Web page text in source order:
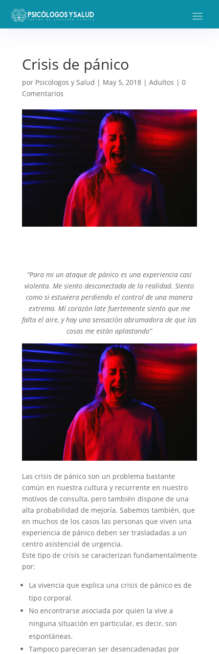
Crisis de pánico
por Psicologos y Salud | May 5, 2018| Adultos | 0
Comentarios
“Para mi un ataque de pánico es una experiencia casi
violenta. Me siento desconectada de la realidad. Siento
como si estuviera perdiendo el control de una manera
extrema. Mi corazón late fuertemente siento que me
falta el aire, y hay una sensación abrumadora de que las
cosas me están aplastando”
Las crisis de pánico son un problema bastante
común en nuestra cultura y recurrente en nuestro
motivos de consulta, pero también dispone de una
alta probabilidad de mejoría. Sabemos también, que
en muchos de los casos las personas que viven una
experiencia de pánico deben ser trasladadas a un
centro asistencial de urgencia.
Este tipo de crisis se caracterizan fundamentalmente
por:
La vivencia que explica una crisis de pánico es de
tipo corporal.
No encontrarse asociada por quien la vive a
ninguna situación en particular, es decir, son
espontáneas.
Tampoco parecieran ser desencadenadas por